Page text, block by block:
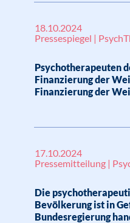
18.10.2024
Pressespiegel |
Psychotherapeuten
Finanzierung der
Finanzierung der
17.10.2024
Pressemitteilung |
Die
Bevölkerung ist in
Bundesregierung